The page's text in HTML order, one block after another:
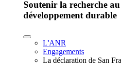
Soutenir la recherche
développement durable
L'ANR
Engagements
La déclaration de San